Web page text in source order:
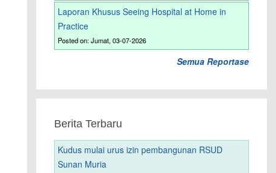
Laporan Khusus Seeing Hospital at Home in
Practice
Posted on: Jumat, 03-07-2026
Semua Reportase
Berita Terbaru
Kudus mulai urus izin pembangunan RSUD
Sunan Muria